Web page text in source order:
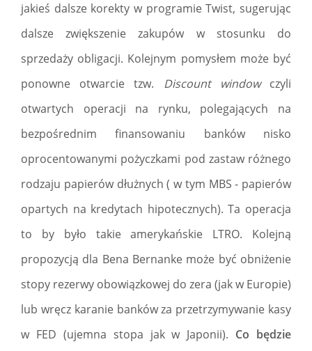
jakieś dalsze korekty w programie Twist, sugerując
dalsze zwiększenie zakupów w stosunku do
sprzedaży obligacji. Kolejnym pomysłem może być
ponowne otwarcie tzw. Discount windowczyli
otwartych operacji na rynku, polegających na
bezpośrednim finansowaniu banków nisko
oprocentowanymi pożyczkami pod zastaw różnego
rodzaju papierów dłużnych ( w tym MBS - papierów
opartych na kredytach hipotecznych). Ta operacja
to by było takie amerykańskie LTRO. Kolejną
propozycją dla Bena Bernanke może być obniżenie
stopy rezerwy obowiązkowej do zera (jak w Europie)
lub wręcz karanie banków za przetrzymywanie kasy
w FED (ujemna stopa jak w Japonii). Co będzie